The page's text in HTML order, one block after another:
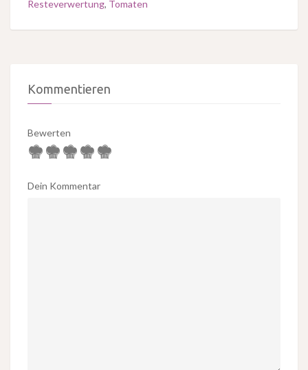
Resteverwertung, Tomaten
Kommentieren
Bewerten
Dein Kommentar